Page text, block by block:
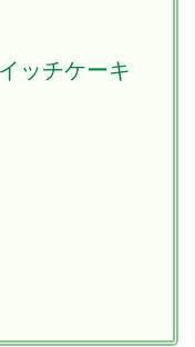
ッチケーキ